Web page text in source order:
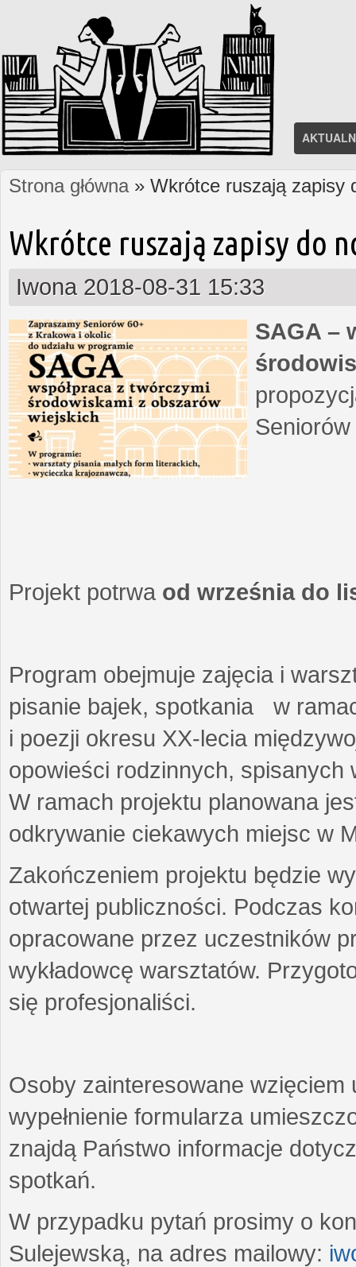
Jesteś tutaj
Strona główna» Wkrótce ruszają zapisy
Wkrótce ruszają zapisy do
Iwona 2018-08-31 15:33
SAGA –
Projekt potrwa od września do
Program obejmuje zajęcia i
pisanie bajek, spotkania w
i poezji okresu XX-lecia
opowieści rodzinnych,
W ramach projektu planowana
odkrywanie ciekawych miejsc w
Zakończeniem projektu będzie
otwartej publiczności. Podczas
opracowane przez uczestników
wykładowcę warsztatów.
się profesjonaliści.
Osoby zainteresowane wzięciem
wypełnienie formularza
znajdą Państwo informacje
spotkań.
W przypadku pytań prosimy o
Sulejewską, na adres mailowy: